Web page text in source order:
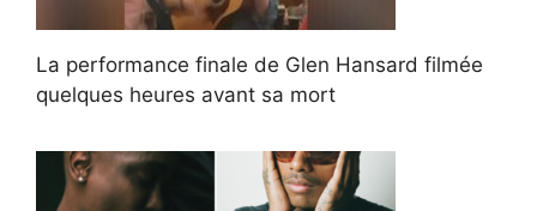
La performance finale de Glen Hansard filmée
quelques heures avant sa mort